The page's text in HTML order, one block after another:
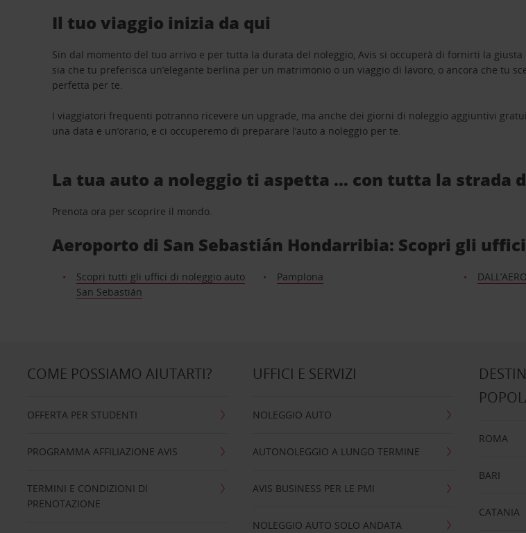
Il tuo viaggio inizia da qui
Sin dal momento del tuo arrivo e per tutta la durata del noleggio, Avis si occuperà di fornirti la
sia che tu preferisca un’elegante berlina per un matrimonio o un viaggio di lavoro, o ancora che tu
perfetta per te.
I viaggiatori frequenti potranno ricevere un upgrade, ma anche dei giorni di noleggio aggiuntivi
una data e un’orario, e ci occuperemo di preparare l’auto a noleggio per te.
La tua auto a noleggio ti aspetta … con tutta la strada
Prenota ora per scoprire il mondo.
Aeroporto di San Sebastián Hondarribia: Scopri gli
Scopri tutti gli uffici di noleggio auto
San Sebastián
Pamplona
COME POSSIAMO AIUTARTI?
OFFERTA PER STUDENTI
PROGRAMMA AFFILIAZIONE AVIS
TERMINI E CONDIZIONI DI
PRENOTAZIONE
UFFICI E SERVIZI
NOLEGGIO AUTO
AUTONOLEGGIO A LUNGO TERMINE
AVIS BUSINESS PER LE PMI
NOLEGGIO AUTO SOLO ANDATA
ROMA
BARI
CATANIA